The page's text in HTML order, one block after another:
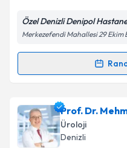
Kişisel verilerimin
Metni'ni okudum
kapsamda
Özel Denizli Denipol
Merkezefendi Mahallesi 29 Ekim
Randevu Takvimi
Op. Dr. Kemal
talebi oluşturun. Size
için bir takvim
bilgilendireceğiz.
Prof. Dr.
Üroloji
Denizli